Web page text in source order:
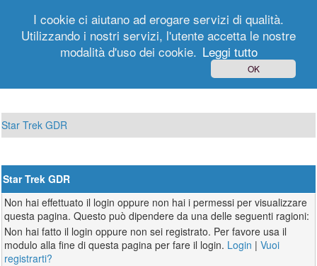
Registrati
Star Trek GDR
Star Trek GDR
Non hai effettuato il login oppure non hai i permessi per visualizzare
questa pagina. Questo può dipendere da una delle seguenti ragioni:
Non hai fatto il login oppure non sei registrato. Per favore usa il
modulo alla fine di questa pagina per fare il login. Login |Vuoi
registrarti?
I cookie ci aiutano ad erogare servizi di qualità.
Utilizzando i nostri servizi, l'utente accetta le nostre
modalità d'uso dei cookie. Leggi tutto
OK